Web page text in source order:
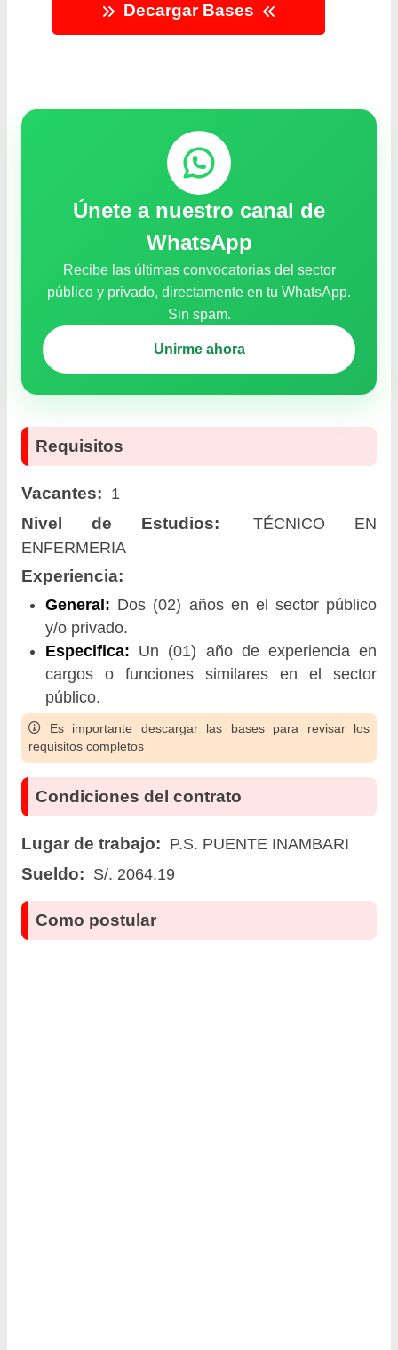
Decargar Bases
Únete a nuestro canal de
WhatsApp
Recibe las últimas convocatorias del sector
público y privado, directamente en tu WhatsApp.
Sin spam.
Unirme ahora
Requisitos
Vacantes: 1
Nivel de Estudios:
TÉCNICO EN
ENFERMERIA
Experiencia:
General: Dos (02) años en el sector público
y/o privado.
Especifica: Un (01) año de experiencia en
cargos o funciones similares en el sector
público.
Es importante descargar las bases para revisar los
requisitos completos
Condiciones del contrato
Lugar de trabajo: P.S. PUENTE INAMBARI
Sueldo: S/. 2064.19
Como postular